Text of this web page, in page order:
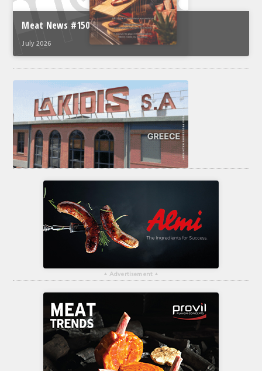
Meat News #150
July 2026
▴ Advertisement ▴